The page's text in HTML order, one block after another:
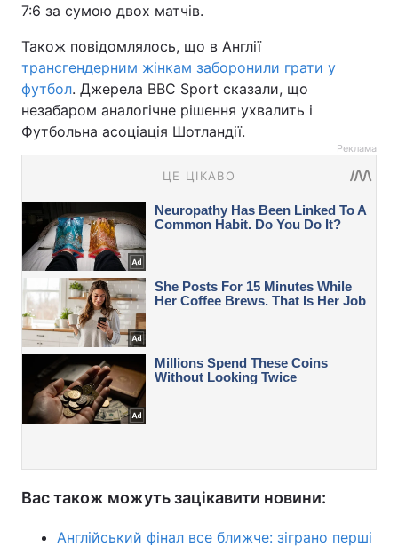
7:6 за сумою двох матчів.
Також повідомлялось, що в Англії
трансгендерним жінкам заборонили грати у
футбол. Джерела BBC Sport сказали, що
незабаром аналогічне рішення ухвалить і
Футбольна асоціація Шотландії.
Реклама
Вас також можуть зацікавити новини:
Англійський фінал все ближче: зіграно перші